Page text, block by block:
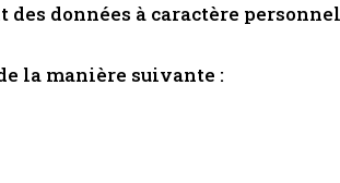
données à caractère
la manière suivante :